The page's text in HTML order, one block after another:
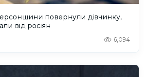
повернули дівчинку,
від росіян
6,094